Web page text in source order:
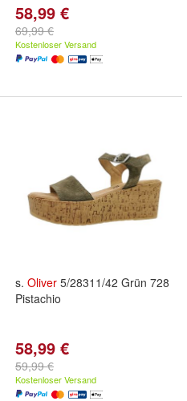
58,99 €
69,99 €
Kostenloser Versand
s. Oliver 5/28311/42 Grün 728
Pistachio
58,99 €
59,99 €
Kostenloser Versand